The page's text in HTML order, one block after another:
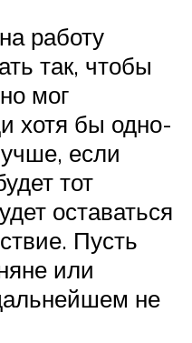
работу
так, чтобы
мог
хотя бы одно-
если
тот
оставаться
Пусть
или
не